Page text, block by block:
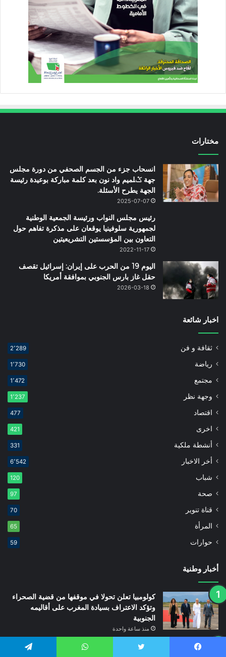
مختارات
انسحاب جزء من الجسم الصحفي من دورة مجلس
جهة ݣلميم واد نون بعد كلمة مباركة بوعيدة رئيسة
الجهة يطرح الأسئلة.
2025-07-07
رئيس مجلس النواب ورئيسة الجمعية الوطنية
لجمهورية سلوفينيا يوقعان على مذكرة تفاهم حول
التعاون بين المؤسستين التشريعيتين
2022-11-17
اليوم 19 من الحرب على إيران: إسرائيل تقصف
حقل غاز بارس الجنوبي بموافقة أمريكا
2026-03-18
اخبار شائعة
ثقافة و فن 2٬289
رياضة 1٬730
مجتمع 1٬472
وجهة نظر 1٬237
اقتصاد 477
اخرى 421
أنشطة ملكية 331
أخر الاخبار 6٬542
شباب 120
صحة 97
قناة تنوير 70
المرأة 65
حوارات 59
أخبار وطنية
كولومبيا تعلن تحولا في موقفها من قضية الصحراء
وتؤكد الاعتراف بسيادة المغرب على أقاليمه
الجنوبية
منذ ساعة واحدة
منشور حكومي جديد يبسّط ملفات معاشات التقاعد